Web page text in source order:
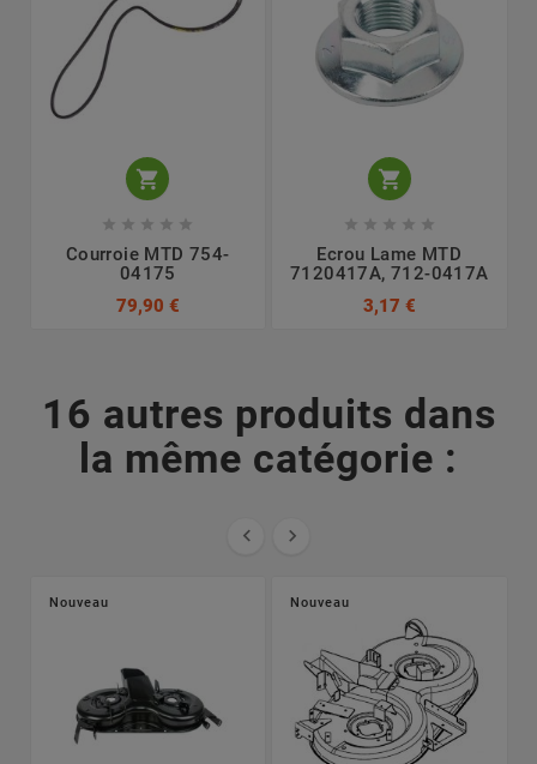

    
Courroie MTD 754-
04175
79,90 €

    
Ecrou Lame MTD
7120417A, 712-0417A
3,17 €
16 autres produits dans
la même catégorie :
 
Nouveau Nouveau